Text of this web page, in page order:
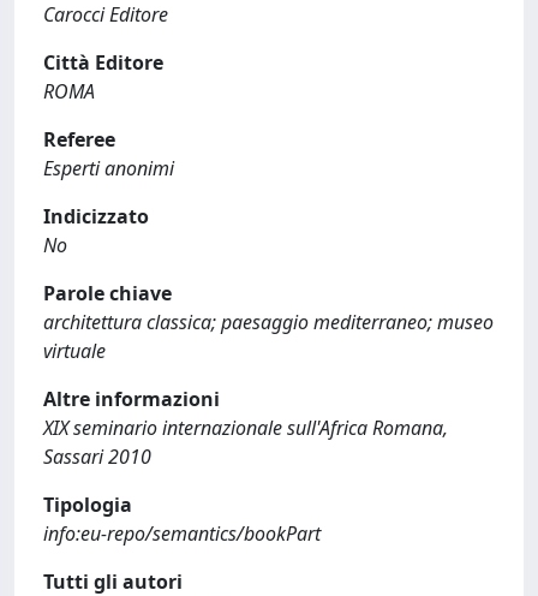
Carocci Editore
Città Editore
ROMA
Referee
Esperti anonimi
Indicizzato
No
Parole chiave
architettura classica; paesaggio mediterraneo; museo
virtuale
Altre informazioni
XIX seminario internazionale sull'Africa Romana,
Sassari 2010
Tipologia
info:eu-repo/semantics/bookPart
Tutti gli autori